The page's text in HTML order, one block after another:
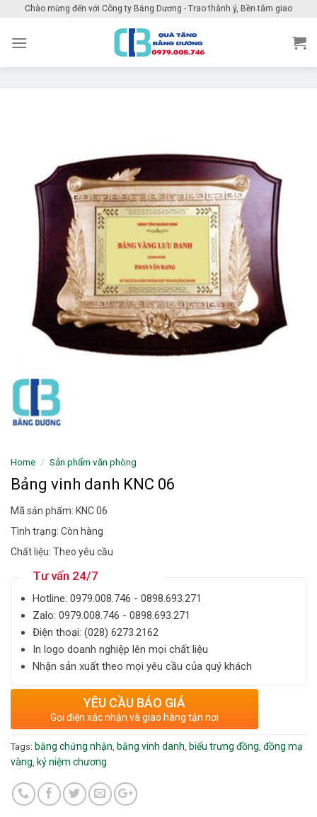
content
Chào mừng đến với Công ty Băng Dương - Trao thành ý, Bền tâm giao
Home / Sản phẩm văn phòng
Bảng vinh danh KNC 06
Mã sản phẩm: KNC 06
Tình trạng: Còn hàng
Chất liệu: Theo yêu cầu
Tư vấn 24/7
Hotline: ‎0979.008.746 - 0898.693.271
Zalo: ‎‎0979.008.746 - 0898.693.271
Điện thoại: ‎(028) 6273.2162
In logo doanh nghiệp lên mọi chất liệu
Nhận sản xuất theo mọi yêu cầu của quý khách
YÊU CẦU BÁO GIÁ
Gọi điện xác nhận và giao hàng tận nơi
Tags: bằng chứng nhận bằng vinh danh biểu trưng đồng đồng mạ
vàng kỷ niệm chương